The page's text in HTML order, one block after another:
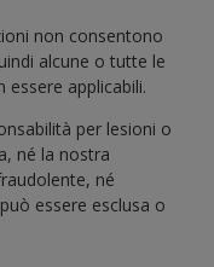
non consentono
alcune o tutte le
applicabili.
per lesioni o
né la nostra
né
essere esclusa o